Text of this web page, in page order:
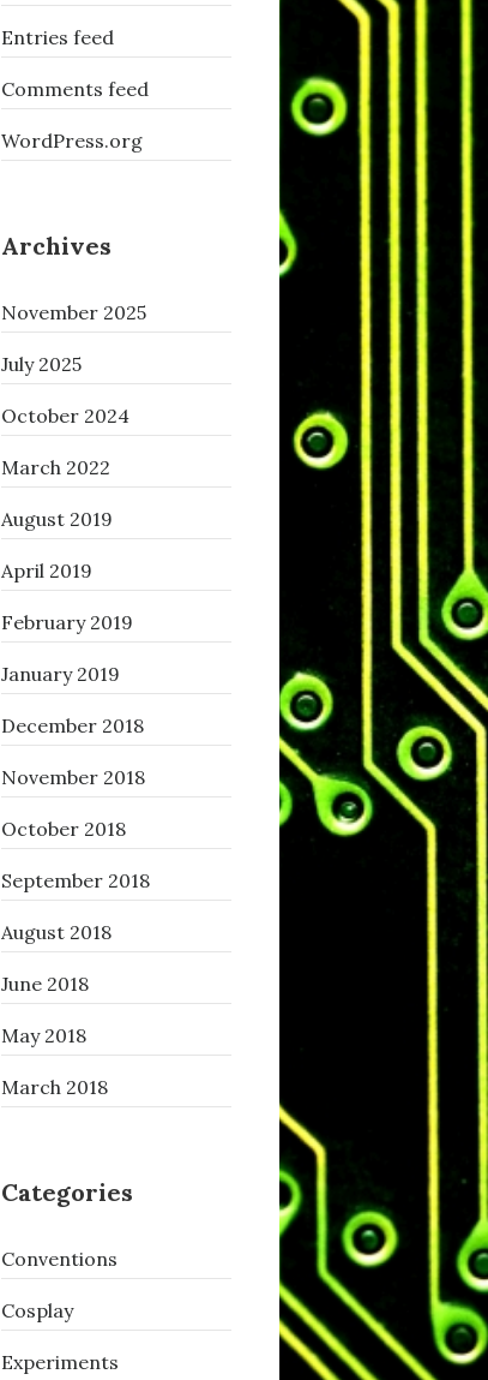
Entries feed
Comments feed
WordPress.org
Archives
November 2025
July 2025
October 2024
March 2022
August 2019
April 2019
February 2019
January 2019
December 2018
November 2018
October 2018
September 2018
August 2018
June 2018
May 2018
March 2018
Categories
Conventions
Cosplay
Experiments